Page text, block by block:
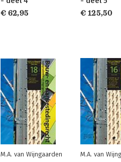
€ 62,95
€ 125,50
M.A. van Wijngaarden M.A. van